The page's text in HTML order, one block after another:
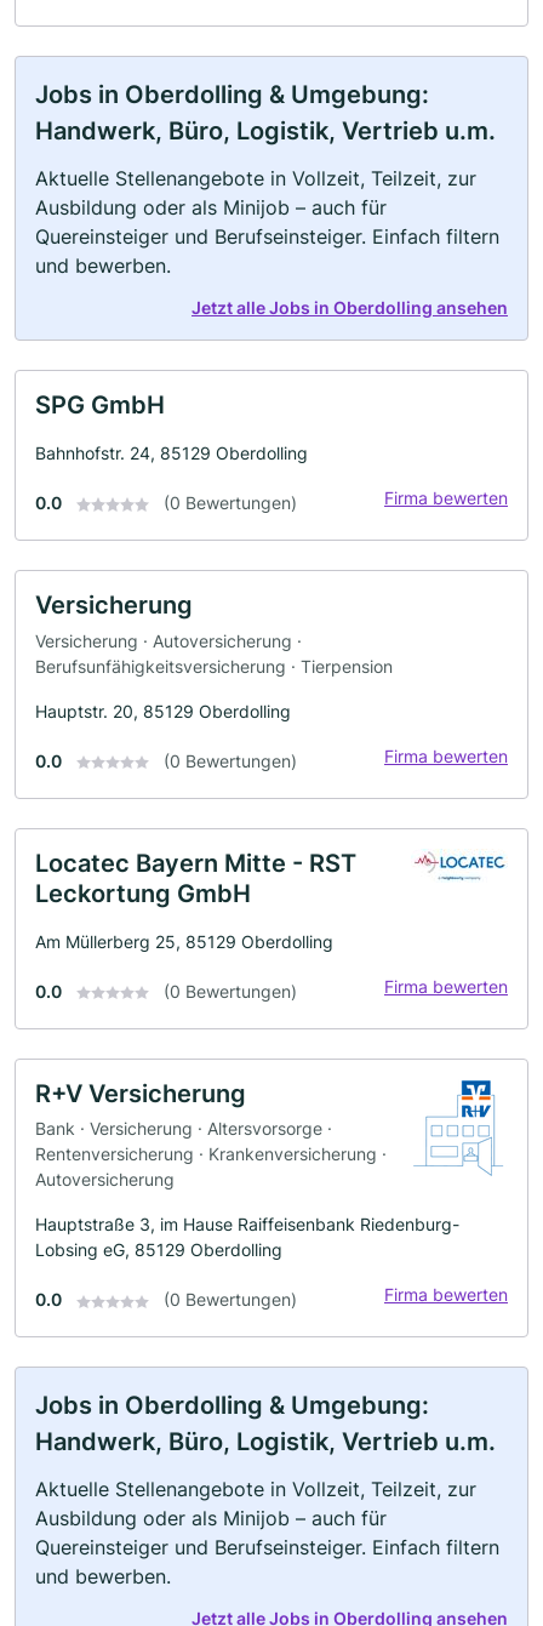
Jobs in Oberdolling & Umgebung:
Handwerk, Büro, Logistik, Vertrieb u.m.
Aktuelle Stellenangebote in Vollzeit, Teilzeit, zur
Ausbildung oder als Minijob – auch für
Quereinsteiger und Berufseinsteiger. Einfach filtern
und bewerben.
Jetzt alle Jobs in Oberdolling ansehen
SPG GmbH
Bahnhofstr. 24, 85129 Oberdolling
0.0 (0 Bewertungen) Firma bewerten
Versicherung
Versicherung · Autoversicherung ·
Berufsunfähigkeitsversicherung · Tierpension
Hauptstr. 20, 85129 Oberdolling
0.0 (0 Bewertungen) Firma bewerten
Locatec Bayern Mitte - RST
Leckortung GmbH
Am Müllerberg 25, 85129 Oberdolling
0.0 (0 Bewertungen) Firma bewerten
R+V Versicherung
Bank · Versicherung · Altersvorsorge ·
Rentenversicherung · Krankenversicherung ·
Autoversicherung
Hauptstraße 3, im Hause Raiffeisenbank Riedenburg-
Lobsing eG, 85129 Oberdolling
0.0 (0 Bewertungen) Firma bewerten
Jobs in Oberdolling & Umgebung:
Handwerk, Büro, Logistik, Vertrieb u.m.
Aktuelle Stellenangebote in Vollzeit, Teilzeit, zur
Ausbildung oder als Minijob – auch für
Quereinsteiger und Berufseinsteiger. Einfach filtern
und bewerben.
Jetzt alle Jobs in Oberdolling ansehen